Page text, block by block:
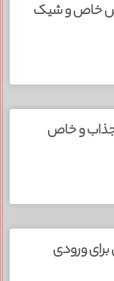
زیبا؛ ۱۵ عکس خاص و شیک
۱۵ مدل جذاب و خاص
طرح خفن برای ورودی